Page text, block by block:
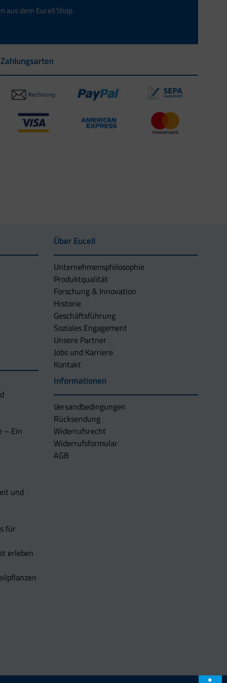
aus dem Eucell Shop.
Zahlungsarten
– Ein
und
für
erleben
Über Eucell
Unternehmens­philosophie
Produktqualität
Forschung & Innovation
Historie
Geschäftsführung
Soziales Engagement
Unsere Partner
Jobs und Karriere
Kontakt
Informationen
Versandbedingungen
Rücksendung
Widerrufsrecht
Widerrufsformular
AGB